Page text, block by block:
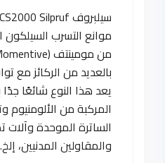
موانع التسرب السيلكون
يعد هذا النوع شائعًا جدًا
المركبة من الألومنيوم
الساترة الموحدة وآلات
والمقاولين المدنيين، إلخ.